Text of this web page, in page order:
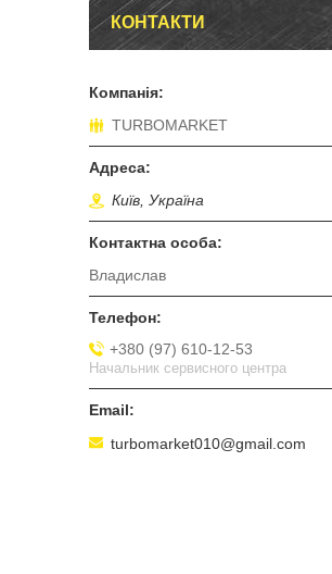
КОНТАКТИ
TURBOMARKET
Київ, Україна
Владислав
+380 (97) 610-12-53
Начальник сервисного центра
turbomarket010@gmail.com